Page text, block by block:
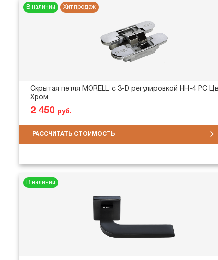
В наличии Хит продаж
Скрытая петля MORELLI с 3-D регулировкой HH-4 PC
Хром
2 450 руб.
РАССЧИТАТЬ СТОИМОСТЬ
В наличии